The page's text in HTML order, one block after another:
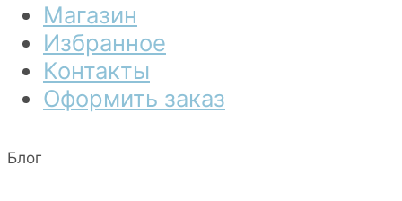
Магазин
Избранное
Контакты
Оформить заказ
Блог